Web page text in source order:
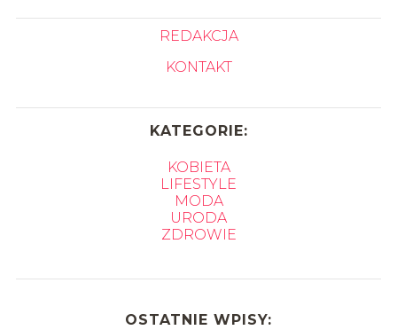
REDAKCJA
KONTAKT
KATEGORIE:
KOBIETA
LIFESTYLE
MODA
URODA
ZDROWIE
OSTATNIE WPISY: